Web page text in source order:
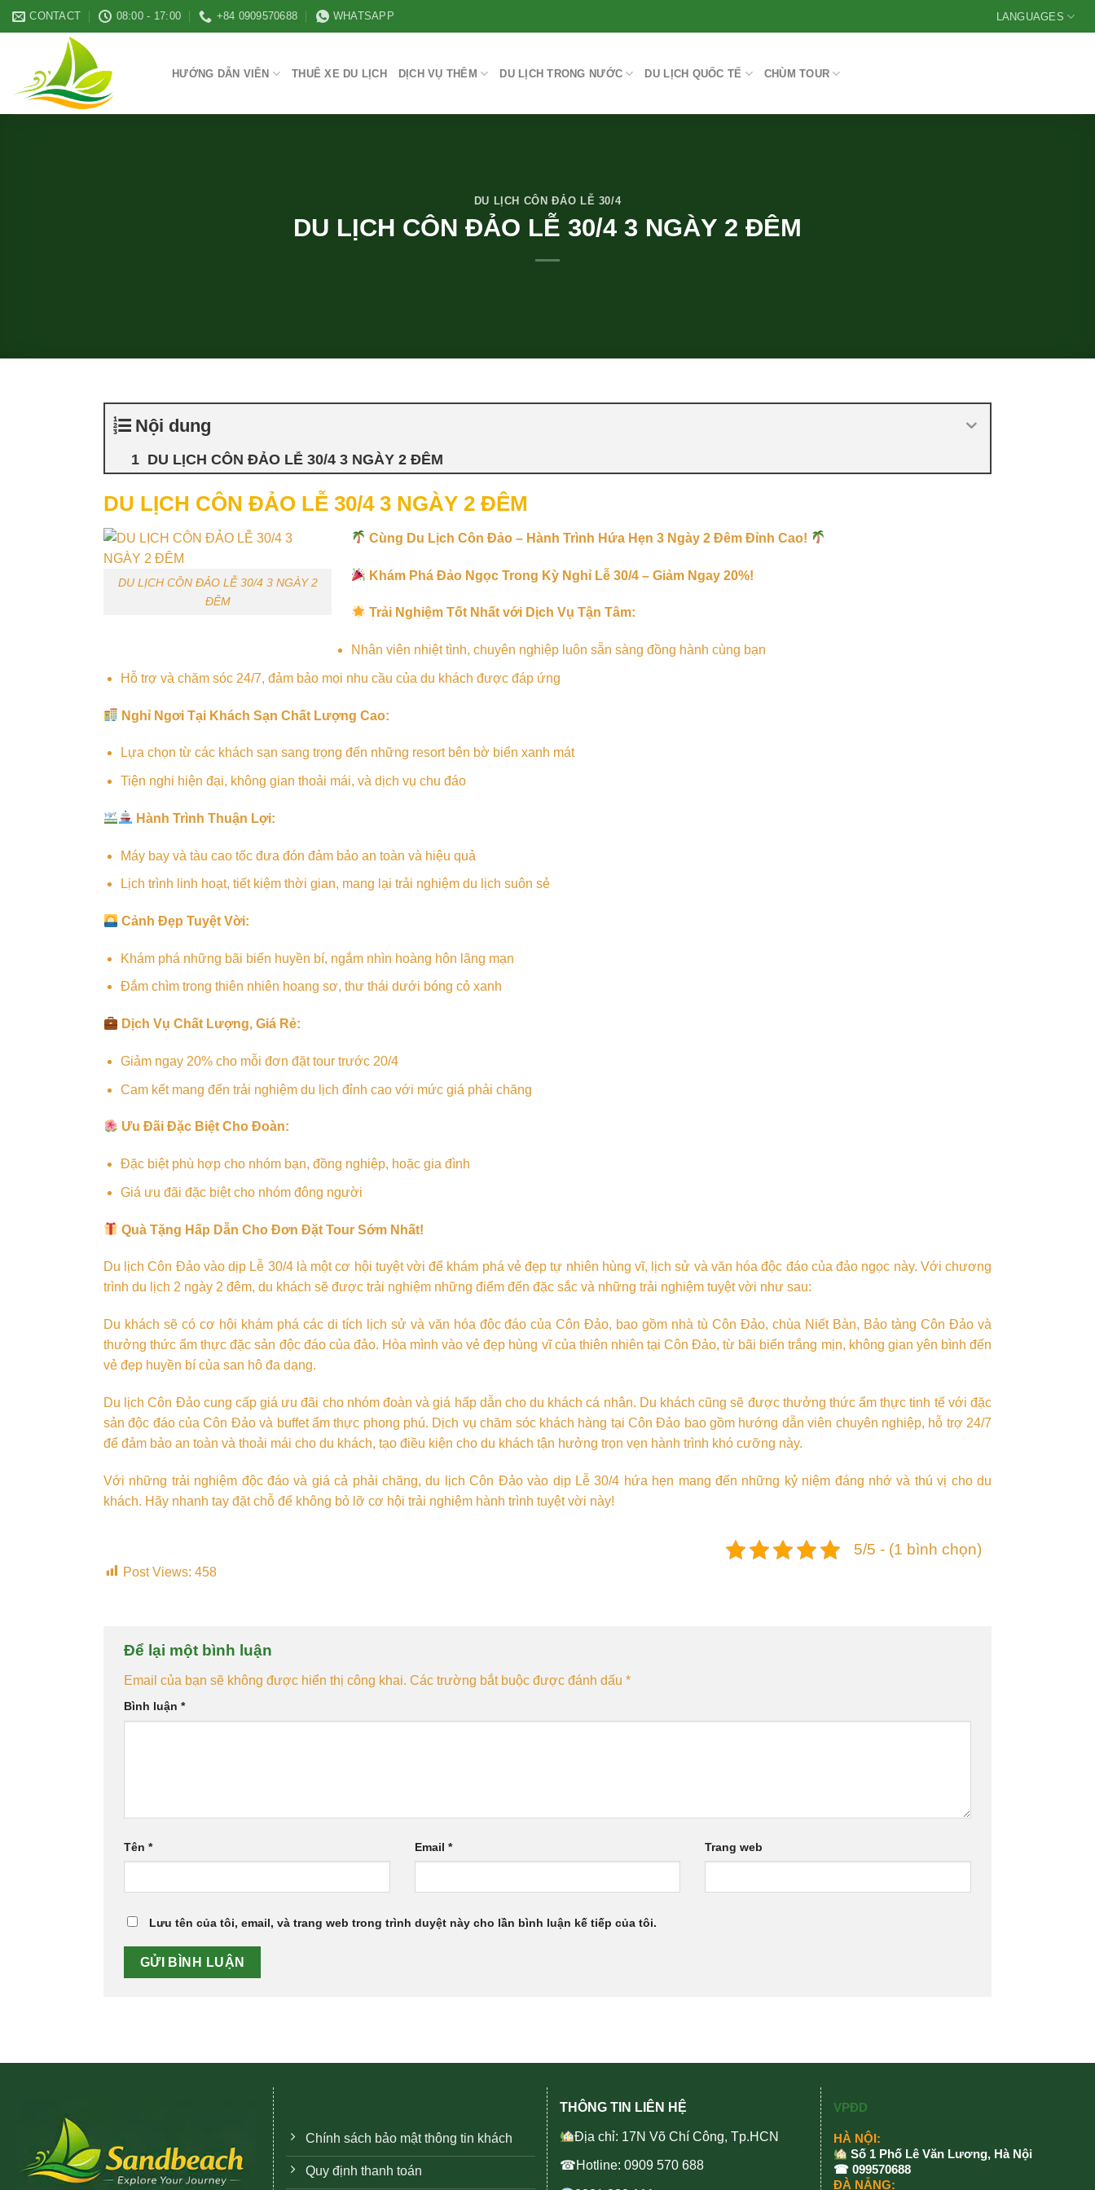
Skip
to
CONTACT 08:00 - 17:00 +84 0909570688 WHATSAPP LANGUAGES
HƯỚNG DẪN VIÊN THUÊ XE DU LỊCH DỊCH VỤ THÊM DU LỊCH TRONG NƯỚC DU LỊCH QUỐC TẾ CHÙM TOUR
DU LỊCH CÔN ĐẢO LỄ 30/4
DU LỊCH CÔN ĐẢO LỄ 30/4 3 NGÀY 2 ĐÊM
Nội dung
DU LỊCH CÔN ĐẢO LỄ 30/4 3 NGÀY 2 ĐÊM
DU LỊCH CÔN ĐẢO LỄ 30/4 3 NGÀY 2 ĐÊM
DU LỊCH CÔN ĐẢO LỄ 30/4 3 NGÀY 2
ĐÊM
Cùng Du Lịch Côn Đảo – Hành Trình Hứa Hẹn 3 Ngày 2 Đêm Đỉnh Cao!
Khám Phá Đảo Ngọc Trong Kỳ Nghỉ Lễ 30/4 – Giảm Ngay 20%!
Trải Nghiệm Tốt Nhất với Dịch Vụ Tận Tâm:
Nhân viên nhiệt tình, chuyên nghiệp luôn sẵn sàng đồng hành cùng bạn
Hỗ trợ và chăm sóc 24/7, đảm bảo mọi nhu cầu của du khách được đáp ứng
Nghỉ Ngơi Tại Khách Sạn Chất Lượng Cao:
Lựa chọn từ các khách sạn sang trọng đến những resort bên bờ biển xanh mát
Tiện nghi hiện đại, không gian thoải mái, và dịch vụ chu đáo
Hành Trình Thuận Lợi:
Máy bay và tàu cao tốc đưa đón đảm bảo an toàn và hiệu quả
Lịch trình linh hoạt, tiết kiệm thời gian, mang lại trải nghiệm du lịch suôn sẻ
Cảnh Đẹp Tuyệt Vời:
Khám phá những bãi biển huyền bí, ngắm nhìn hoàng hôn lãng mạn
Đắm chìm trong thiên nhiên hoang sơ, thư thái dưới bóng cỏ xanh
Dịch Vụ Chất Lượng, Giá Rẻ:
Giảm ngay 20% cho mỗi đơn đặt tour trước 20/4
Cam kết mang đến trải nghiệm du lịch đỉnh cao với mức giá phải chăng
Ưu Đãi Đặc Biệt Cho Đoàn:
Đặc biệt phù hợp cho nhóm bạn, đồng nghiệp, hoặc gia đình
Giá ưu đãi đặc biệt cho nhóm đông người
Quà Tặng Hấp Dẫn Cho Đơn Đặt Tour Sớm Nhất!
Du lịch Côn Đảo vào dịp Lễ 30/4 là một cơ hội tuyệt vời để khám phá vẻ đẹp tự nhiên hùng vĩ, lịch sử và văn hóa độc đáo của đảo ngọc này. Với chương
trình du lịch 2 ngày 2 đêm, du khách sẽ được trải nghiệm những điểm đến đặc sắc và những trải nghiệm tuyệt vời như sau:
Du khách sẽ có cơ hội khám phá các di tích lịch sử và văn hóa độc đáo của Côn Đảo, bao gồm nhà tù Côn Đảo, chùa Niết Bàn, Bảo tàng Côn Đảo và
thưởng thức ẩm thực đặc sản độc đáo của đảo. Hòa mình vào vẻ đẹp hùng vĩ của thiên nhiên tại Côn Đảo, từ bãi biển trắng mịn, không gian yên bình đến
vẻ đẹp huyền bí của san hô đa dạng.
Du lịch Côn Đảo cung cấp giá ưu đãi cho nhóm đoàn và giá hấp dẫn cho du khách cá nhân. Du khách cũng sẽ được thưởng thức ẩm thực tinh tế với đặc
sản độc đáo của Côn Đảo và buffet ẩm thực phong phú. Dịch vụ chăm sóc khách hàng tại Côn Đảo bao gồm hướng dẫn viên chuyên nghiệp, hỗ trợ 24/7
để đảm bảo an toàn và thoải mái cho du khách, tạo điều kiện cho du khách tận hưởng trọn vẹn hành trình khó cưỡng này.
Với những trải nghiệm độc đáo và giá cả phải chăng, du lịch Côn Đảo vào dịp Lễ 30/4 hứa hẹn mang đến những kỷ niệm đáng nhớ và thú vị cho du
khách. Hãy nhanh tay đặt chỗ để không bỏ lỡ cơ hội trải nghiệm hành trình tuyệt vời này!
5/5 - (1 bình chọn)
Post Views: 458
Để lại một bình luận
Email của bạn sẽ không được hiển thị công khai. Các trường bắt buộc được đánh dấu *
Bình luận *
Tên * Email * Trang web
Lưu tên của tôi, email, và trang web trong trình duyệt này cho lần bình luận kế tiếp của tôi.
Chính sách bảo mật thông tin khách
Quy định thanh toán
THÔNG TIN LIÊN HỆ
Địa chỉ: 17N Võ Chí Công, Tp.HCN
☎Hotline: 0909 570 688
VPĐD
HÀ NỘI:
Số 1 Phố Lê Văn Lương, Hà Nội
☎ 099570688
ĐÀ NẴNG: